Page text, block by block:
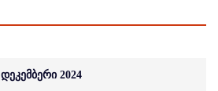
დეკემბერი 2024